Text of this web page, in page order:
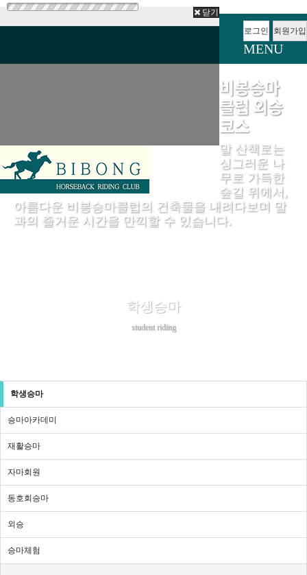
닫기
로그인
회원가입
MENU
비봉승마
클럽 외승
코스
말 산책로는
싱그러운 나
무로 가득한
숲길 위에서,
아름다운 비봉승마클럽의 건축물을 내려다보며 말
과의 즐거운 시간을 만끽할 수 있습니다.
학생승마
student riding
학생승마
승마아카데미
재활승마
자마회원
동호회승마
외승
승마체험